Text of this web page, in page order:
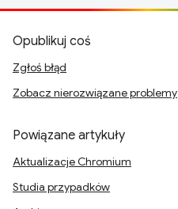
Opublikuj coś
Zgłoś błąd
Zobacz nierozwiązane problemy
Powiązane artykuły
Aktualizacje Chromium
Studia przypadków